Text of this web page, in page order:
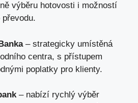
výběru hotovosti i možností
převodu.
– strategicky umístěná
centra, s přístupem
poplatky pro klienty.
– nabízí rychlý výběr